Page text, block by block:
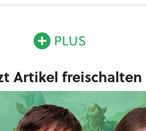
Artikel freischalten